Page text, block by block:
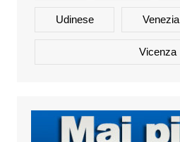
Udinese Venezia
Vicenza